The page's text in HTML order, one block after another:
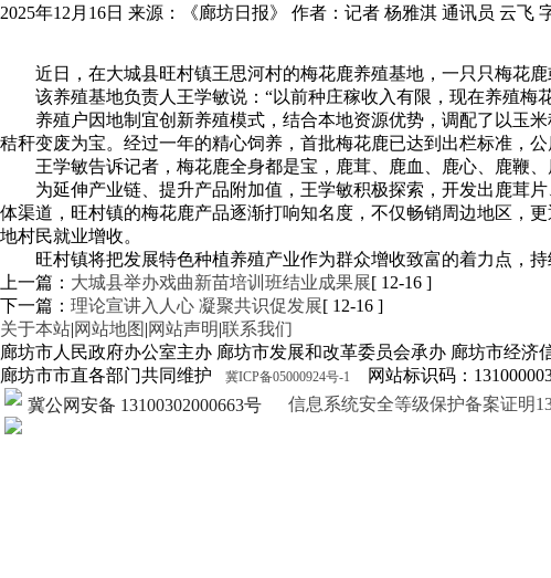
2025年12月16日 来源：《廊坊日报》 作者：记者 杨雅淇 通讯员 云飞
近日，在大城县旺村镇王思河村的梅花鹿养殖基地，一只只梅花
该养殖基地负责人王学敏说：“以前种庄稼收入有限，现在养殖
养殖户因地制宜创新养殖模式，结合本地资源优势，调配了以玉
秸秆变废为宝。经过一年的精心饲养，首批梅花鹿已达到出栏标准，
王学敏告诉记者，梅花鹿全身都是宝，鹿茸、鹿血、鹿心、鹿鞭
为延伸产业链、提升产品附加值，王学敏积极探索，开发出鹿茸
体渠道，旺村镇的梅花鹿产品逐渐打响知名度，不仅畅销周边地区，
地村民就业增收。
旺村镇将把发展特色种植养殖产业作为群众增收致富的着力点，
上一篇： 大城县举办戏曲新苗培训班结业成果展[ 12-16 ]
下一篇： 理论宣讲入人心 凝聚共识促发展[ 12-16 ]
关于本站|网站地图 |网站声明|联系我们
廊坊市人民政府办公室主办 廊坊市发展和改革委员会承办 廊坊市经济
廊坊市市直各部门共同维护
冀ICP备05000924号-1
网站标识码：
冀公网安备 13100302000663号
信息系统安全等级保护备案证明